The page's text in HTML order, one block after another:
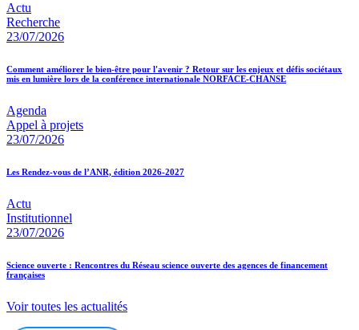
Actu
Recherche
23/07/2026
Comment améliorer le bien-être pour l'avenir ? Retour sur les enjeux et défis sociétaux
mis en lumière lors de la conférence internationale NORFACE-CHANSE
Agenda
Appel à projets
23/07/2026
Les Rendez-vous de l’ANR, édition 2026-2027
Actu
Institutionnel
23/07/2026
Science ouverte : Rencontres du Réseau science ouverte des agences de financement
françaises
Voir toutes les actualités